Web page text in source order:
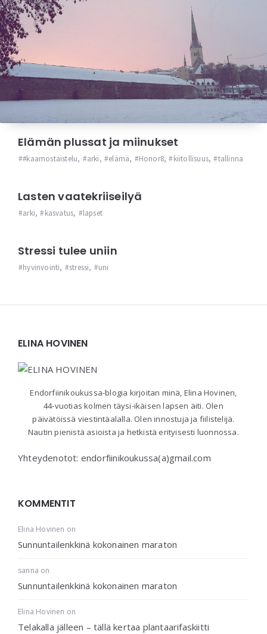
Elämän plussat ja miinukset
#kaamostaistelu, arki, elämä, Honor8, kiitollisuus, tallinna
Lasten vaatekriiseilyä
arki, kasvatus, lapset
Stressi tulee uniin
hyvinvointi, stressi, uni
Widgets
ELINA HOVINEN
Endorfiinikoukussa-blogia kirjoitan minä, Elina Hovinen,
44-vuotias kolmen täysi-ikäisen lapsen äiti. Olen
päivätöissä viestintäalalla. Olen innostuja ja fiilistelijä.
Nautin pienistä asioista ja hetkistä erityisesti luonnossa.
Yhteydenotot: endorfiinikoukussa(a)gmail.com
KOMMENTIT
Elina Hovinen on
Sunnuntailenkkinä kokonainen maraton
sanna on
Sunnuntailenkkinä kokonainen maraton
Elina Hovinen on
Telakalla jälleen – tällä kertaa plantaarifaskiitti